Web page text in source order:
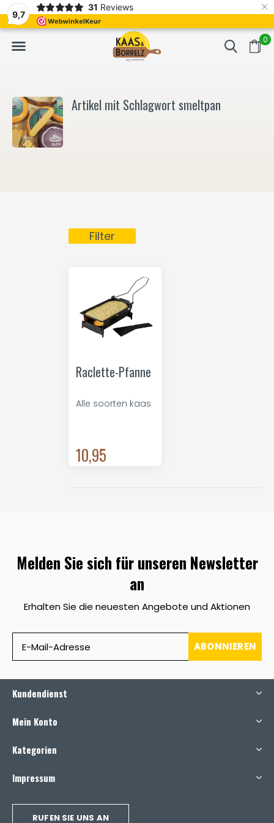
9,7
31 Reviews ×
0
Frisch geschnitten und vakuumverpackt. Meistens Lieferung
Artikel mit Schlagwort smeltpan
Filter
Raclette-Pfanne
Alle soorten kaas
10,95
Melden Sie sich für unseren Newsletter
an
Erhalten Sie die neuesten Angebote und Aktionen
ABONNIEREN
Kundendienst
Mein Konto
Kategorien
Impressum
RUFEN SIE UNS AN